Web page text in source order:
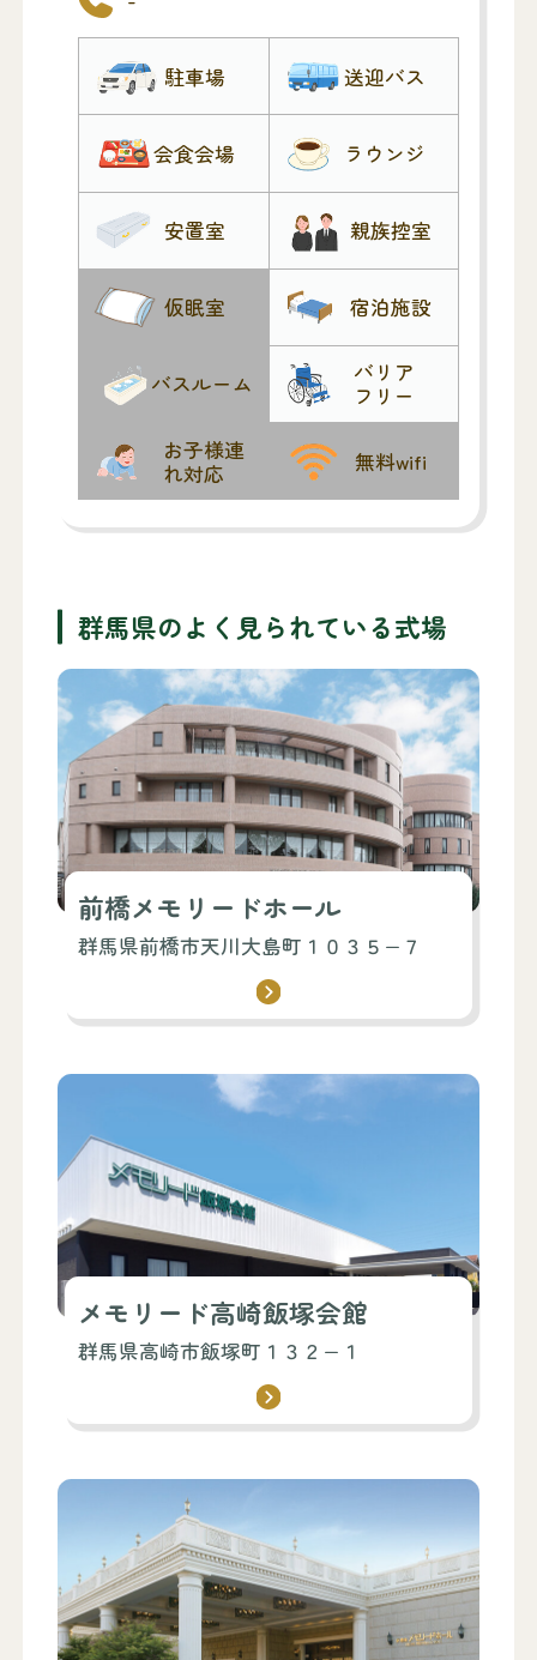
駐車場 送迎バス
会食会場 ラウンジ
安置室 親族控室
仮眠室 宿泊施設
バスルーム
バリア
フリー
お子様連
れ対応
無料wifi
群馬県のよく見られている式場
前橋メモリードホール
群馬県前橋市天川大島町１０３５−７
メモリード高崎飯塚会館
群馬県高崎市飯塚町１３２−１